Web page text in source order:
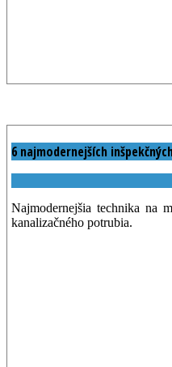
6 najmodernejších
Najmodernejšia technika na
kanalizačného potrubia.